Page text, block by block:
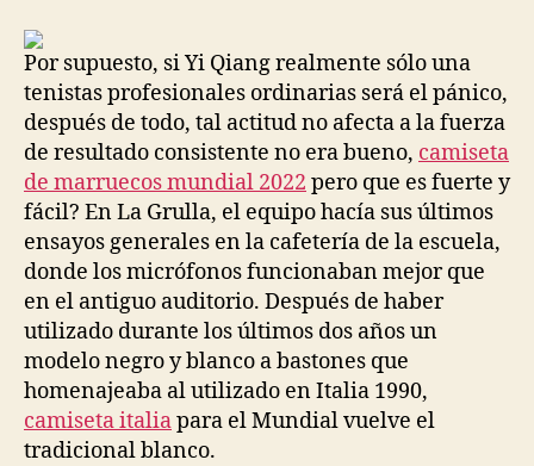
Por supuesto, si Yi Qiang realmente sólo una
tenistas profesionales ordinarias será el pánico,
después de todo, tal actitud no afecta a la fuerza
de resultado consistente no era bueno, camiseta
de marruecos mundial 2022 pero que es fuerte y
fácil? En La Grulla, el equipo hacía sus últimos
ensayos generales en la cafetería de la escuela,
donde los micrófonos funcionaban mejor que
en el antiguo auditorio. Después de haber
utilizado durante los últimos dos años un
modelo negro y blanco a bastones que
homenajeaba al utilizado en Italia 1990,
camiseta italiapara el Mundial vuelve el
tradicional blanco.